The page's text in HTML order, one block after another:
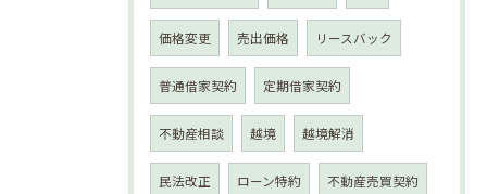
価格変更 売出価格 リースバック
普通借家契約 定期借家契約
不動産相談 越境 越境解消
民法改正 ローン特約 不動産売買契約